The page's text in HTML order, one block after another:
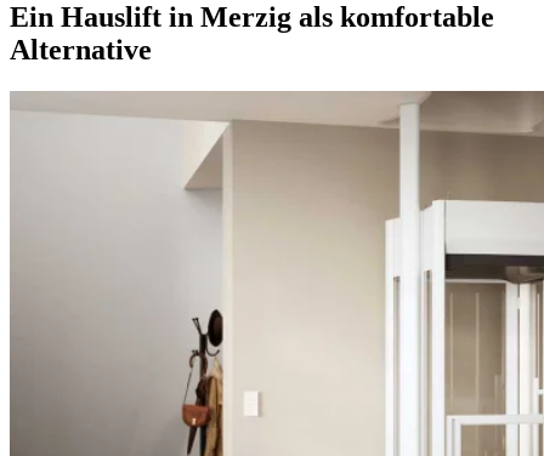
Ein Hauslift in Merzig als komfortable
Alternative